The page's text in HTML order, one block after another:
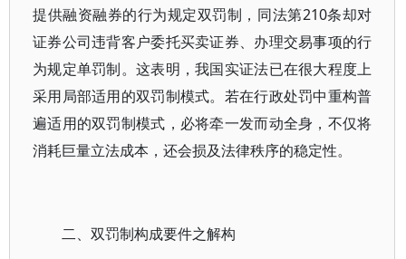
提供融资融券的行为规定双罚制，同法第210条却对
证券公司违背客户委托买卖证券、办理交易事项的行
为规定单罚制。这表明，我国实证法已在很大程度上
采用局部适用的双罚制模式。若在行政处罚中重构普
遍适用的双罚制模式，必将牵一发而动全身，不仅将
消耗巨量立法成本，还会损及法律秩序的稳定性。
二、双罚制构成要件之解构